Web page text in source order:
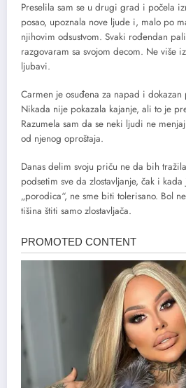
Preselila sam se u drugi grad i počela
posao, upoznala nove ljude i, malo po
njihovim odsustvom. Svaki rođendan
razgovaram sa svojom decom. Ne više
ljubavi.
Carmen je osuđena za napad i dokazan
Nikada nije pokazala kajanje, ali to je
Razumela sam da se neki ljudi ne
od njenog oproštaja.
Danas delim svoju priču ne da bih
podsetim sve da zlostavljanje, čak i
„porodica“, ne sme biti tolerisano. Bol
tišina štiti samo zlostavljača.